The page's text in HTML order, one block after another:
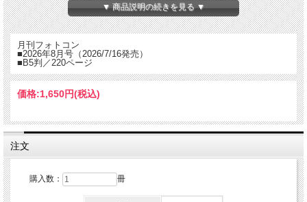
特集2 ISO感度10000オーバーでも“超好感度”の仕上がり！ 超高感度フォト大成
功テク
ISO感度を上げればシャッター速度が稼げて暗いところを撮れたり動くものをとら
えられます。そのぶんノイズで画質がおちるので、なるべく上げたくない……とい
うのはもったいない！ ノイズの悪影響を目立たなくするカメラ設定やレタッチで
なめらかな仕上がりに、さらにノイズを作画に生かすなど、ISO感度「10000」を
超える高感度を楽しく活用したくなる方法やスタイルを紹介。
笹澤浩子／中山和彦／市川清恵／丸山太郎
暑い夏こそ、涼しげな水辺の魅力は際立つもの。澄んだ水辺の透明感を写真で表現
すれば、見るだけでさわやかな気分になる作品が生まれます。今回は、月例入賞作
品から4つのシーンをピックアップし、機材のセッティング、カメラ設定などに加
▼ 商品説明の続きを見る ▼
月刊フォトコン
■2026年8月号（2026/7/16発売）
■B5判／220ページ
価格:1,650円(税込)
注文
購入数： 冊